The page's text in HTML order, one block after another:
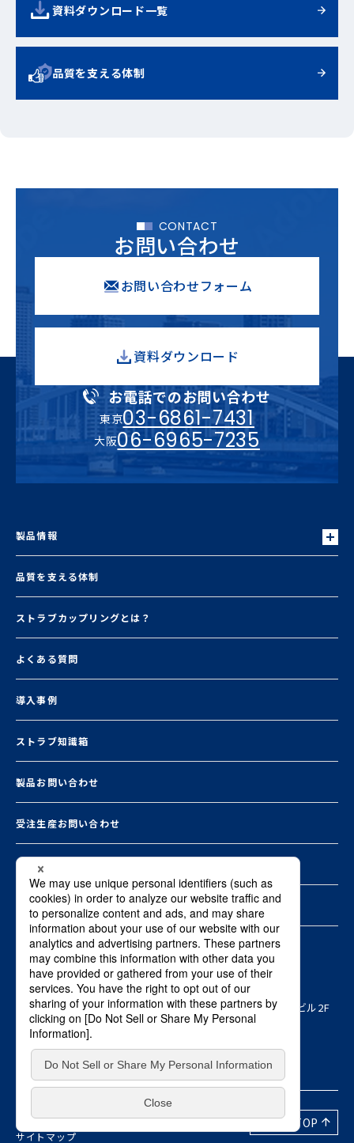
資料ダウンロード一覧
品質を支える体制
CONTACT
お問い合わせ
お問い合わせフォーム
資料ダウンロード
お電話でのお問い合わせ
東京03-6861-7431
大阪06-6965-7235
本社
〒103-0015 東京都中央区日本橋箱崎町8-1ヤマタネ箱崎ビル2F
Copyright © SHO-BOND MATERIAL Co., Ltd. ALL RIGHTS RESERVED.
製品情報
品質を支える体制
ストラブカップリングとは？
よくある質問
導入事例
ストラブ知識箱
製品お問い合わせ
受注生産お問い合わせ
お知らせ一覧
資料ダウンロード
プライバシーポリシー
サイトマップ
PAGE TOP